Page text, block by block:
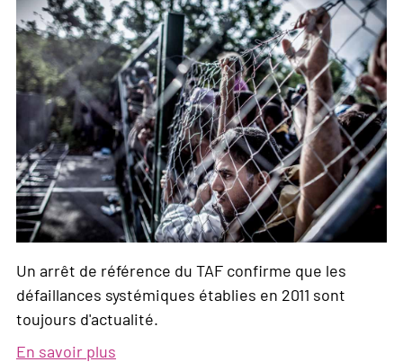
migration
et
l’asile
Un arrêt de référence du TAF confirme que les
défaillances systémiques établies en 2011 sont
toujours d'actualité.
En savoir plus